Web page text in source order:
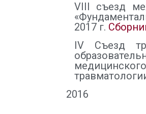
VIII съезд
2017 г.
IV Съезд
2016